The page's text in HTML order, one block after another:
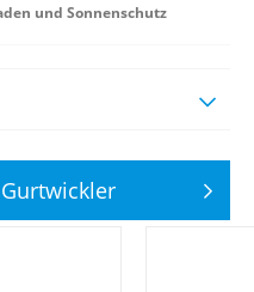
und Sonnenschutz